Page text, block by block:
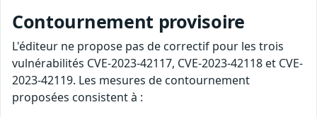
Contournement provisoire
L'éditeur ne propose pas de correctif pour les trois
vulnérabilités CVE-2023-42117, CVE-2023-42118 et CVE-
2023-42119. Les mesures de contournement
proposées consistent à :